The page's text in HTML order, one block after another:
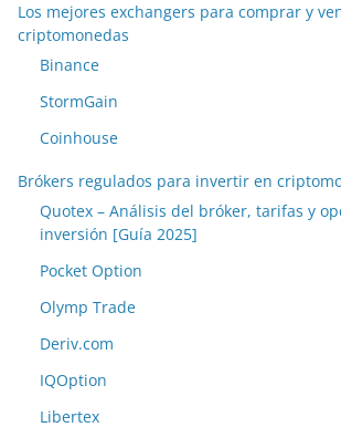
Los mejores exchangers para comprar y
criptomonedas
Binance
StormGain
Coinhouse
Brókers regulados para invertir en
Quotex – Análisis del bróker, tarifas y
inversión [Guía 2025]
Pocket Option
Olymp Trade
Deriv.com
IQOption
Libertex